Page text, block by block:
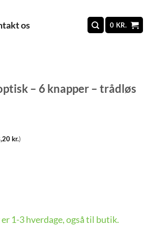
os 0 KR.
– 6 knapper – trådløs
kr.)
er 1-3 hverdage, også til butik.